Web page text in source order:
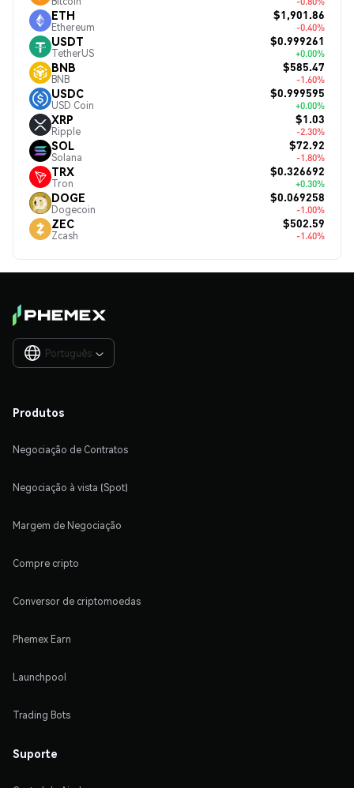
ETH
Ethereum
$1,901.86
-0.40%
USDT
TetherUS
$0.999261
+0.00%
BNB
BNB
$585.47
-1.60%
USDC
USD Coin
$0.999595
+0.00%
XRP
Ripple
$1.03
-2.30%
SOL
Solana
$72.92
-1.80%
TRX
Tron
$0.326692
+0.30%
DOGE
Dogecoin
$0.069258
-1.00%
ZEC
Zcash
$502.59
-1.40%
Português 
Produtos
Negociação de Contratos
Negociação à vista (Spot)
Margem de Negociação
Compre cripto
Conversor de criptomoedas
Phemex Earn
Launchpool
Trading Bots
Suporte